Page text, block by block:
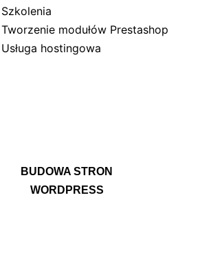
Szkolenia
Tworzenie modułów Prestashop
Usługa hostingowa
BUDOWA STRON
WORDPRESS